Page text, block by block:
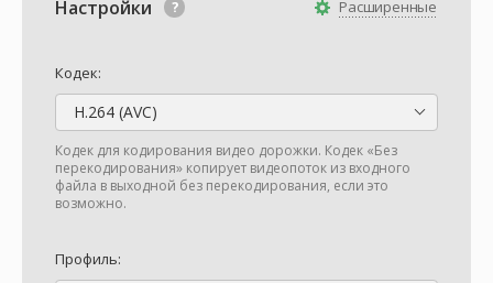
Расширенные
Настройки
Кодек:
H.264 (AVC)
Кодек для кодирования видео дорожки. Кодек «Без
перекодирования» копирует видеопоток из входного
файла в выходной без перекодирования, если это
возможно.
Профиль: